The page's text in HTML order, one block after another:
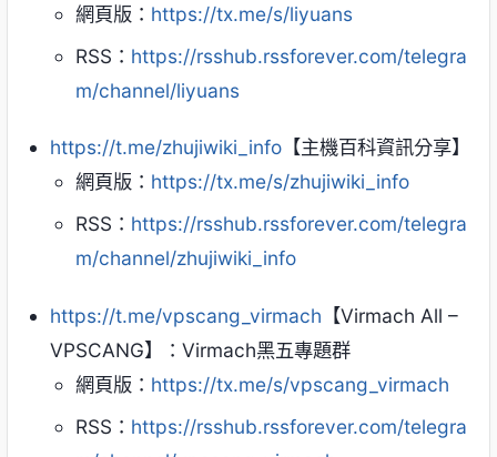
網頁版： https://tx.me/s/liyuans
RSS： https://rsshub.rssforever.com/telegra
m/channel/liyuans
https://t.me/zhujiwiki_info 【主機百科資訊分享】
網頁版： https://tx.me/s/zhujiwiki_info
RSS： https://rsshub.rssforever.com/telegra
m/channel/zhujiwiki_info
https://t.me/vpscang_virmach 【Virmach All –
VPSCANG】：Virmach黑五專題群
網頁版： https://tx.me/s/vpscang_virmach
RSS： https://rsshub.rssforever.com/telegra